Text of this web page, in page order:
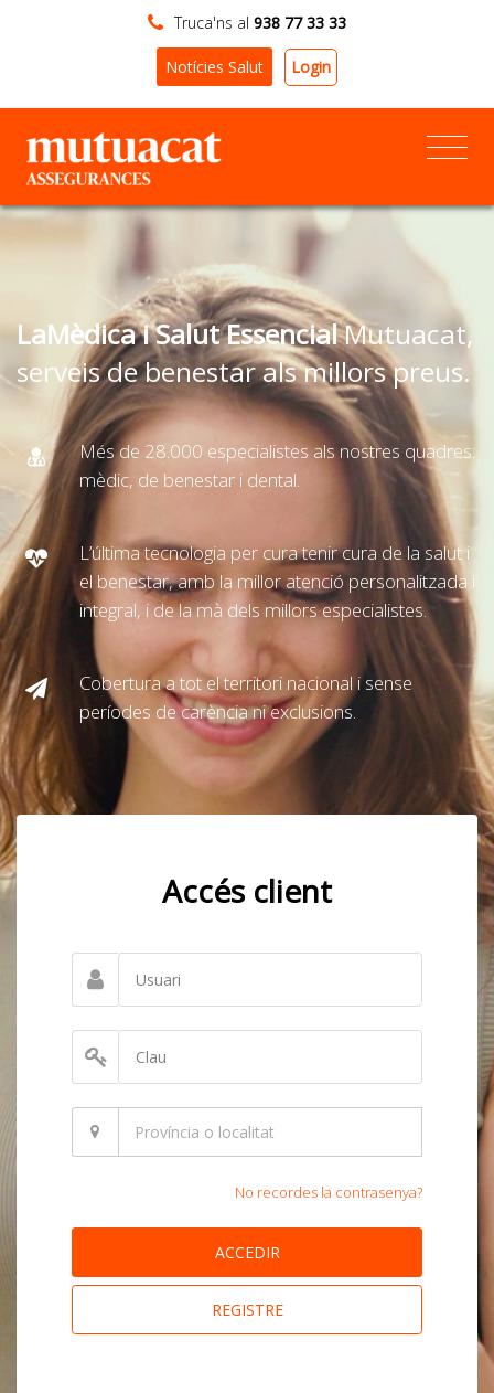
Truca'ns al 938 77 33 33
Notícies Salut Login
LaMèdica i Salut EssencialMutuacat,
serveis de benestar als millors preus.
Més de 28.000 especialistes als nostres quadres:
mèdic, de benestar i dental.
L’última tecnologia per cura tenir cura de la salut i
el benestar, amb la millor atenció personalitzada i
integral, i de la mà dels millors especialistes.
Cobertura a tot el territori nacional i sense
períodes de carència ni exclusions.
Accés client
No recordes la contrasenya?
ACCEDIR
REGISTRE